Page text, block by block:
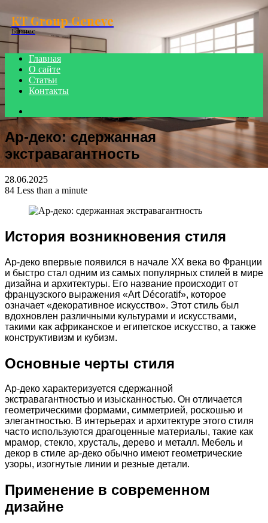
KT Group Geneve
Бизнес
Главная
О сайте
Статьи
Контакты
for
Ар-деко: сдержанная
экстравагантность
28.06.2025
84 Less than a minute
История возникновения стиля
Ар-деко впервые появился в начале XX века во Франции
и быстро стал одним из самых популярных стилей в мире
дизайна и архитектуры. Его название происходит от
французского выражения «Art Décoratif», которое
означает «декоративное искусство». Этот стиль был
вдохновлен различными культурами и искусствами,
такими как африканское и египетское искусство, а также
конструктивизм и кубизм.
Основные черты стиля
Ар-деко характеризуется сдержанной
экстравагантностью и изысканностью. Он отличается
геометрическими формами, симметрией, роскошью и
элегантностью. В интерьерах и архитектуре этого стиля
часто используются драгоценные материалы, такие как
мрамор, стекло, хрусталь, дерево и металл. Мебель и
декор в стиле ар-деко обычно имеют геометрические
узоры, изогнутые линии и резные детали.
Применение в современном
дизайне